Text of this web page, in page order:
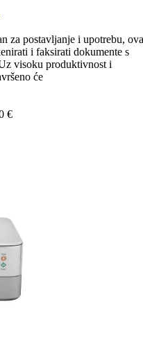
za postavljanje i upotrebu,
i faksirati dokumente s
visoku produktivnost i
će
€